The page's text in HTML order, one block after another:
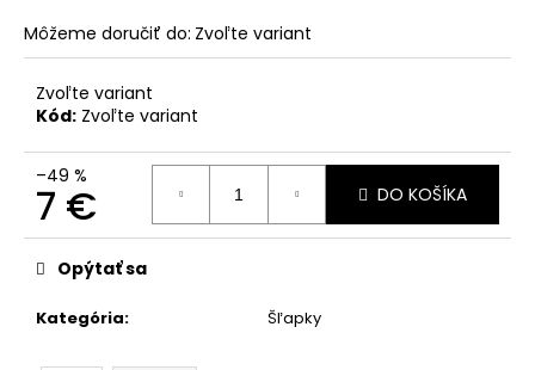
Môžeme doručiť do: Zvoľte variant
Zvoľte variant
Kód: Zvoľte variant
–49 %
7 €
Jednotková
cena:
DO KOŠÍKA
Kategória: Šľapky
Opýtať sa